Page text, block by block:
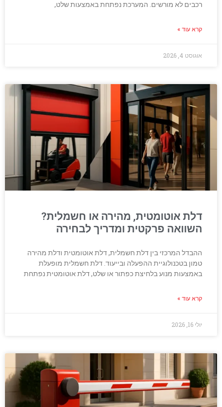
רכבים לא מורשים. המערכת נפתחת באמצעות שלט,
קרא עוד »
אוגוסט 4, 2026
דלת אוטומטית, מהירה או חשמלית?
השוואה פרקטית ומדריך לבחירה
ההבדל המרכזי בין דלת חשמלית, דלת אוטומטית ודלת מהירה
טמון בטכנולוגיית ההפעלה ובייעוד. דלת חשמלית מופעלת
באמצעות מנוע בלחיצת כפתור או שלט, דלת אוטומטית נפתחת
קרא עוד »
יולי 16, 2026